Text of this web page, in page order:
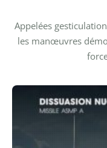
Appelées
les manœuvres